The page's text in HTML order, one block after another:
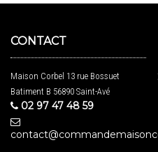
CONTACT
Maison Corbel 13 rue Bossuet
Batiment B 56890 Saint-Avé
02 97 47 48 59